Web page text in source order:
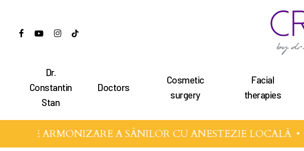
main
Hit enter to search or ESC to close
facebookyoutubeinstagram
tiktok
Dr.
Constantin
Stan
Doctors
Cosmetic
surgery
Facial
therapies
DE ARMONIZARE A SÂNILOR CU ANESTEZIE LOCALĂ •